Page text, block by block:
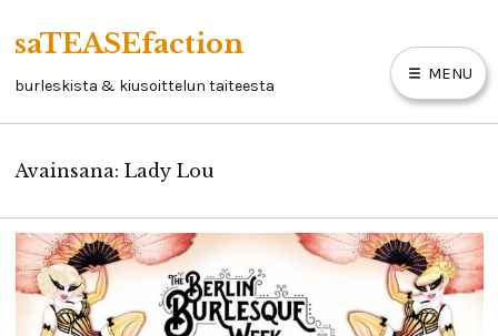
content
saTEASEfaction
burleskista & kiusoittelun taiteesta
MENU
ARTIKKELIT
LINKKEJÄ
YHTEYSTIEDOT
Avainsana: Lady Lou